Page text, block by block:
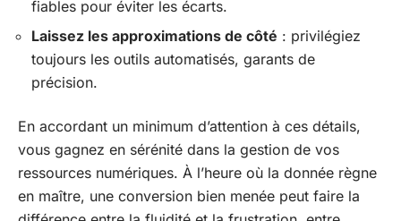
fiables pour éviter les écarts.
Laissez les approximations de côté : privilégiez
toujours les outils automatisés, garants de
précision.
En accordant un minimum d’attention à ces détails,
vous gagnez en sérénité dans la gestion de vos
ressources numériques. À l’heure où la donnée règne
en maître, une conversion bien menée peut faire la